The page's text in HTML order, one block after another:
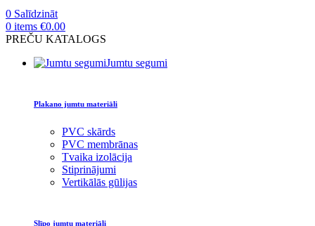
0 Salīdzināt
0 items €0.00
PREČU KATALOGS
Jumtu segumi
Plakano jumtu materiāli
PVC skārds
PVC membrānas
Tvaika izolācija
Stiprinājumi
Vertikālās gūlijas
Slīpo jumtu materiāli